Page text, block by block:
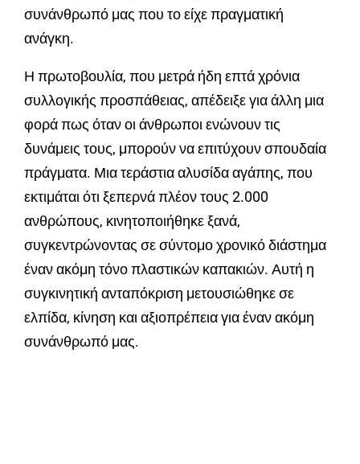
συνάνθρωπό μας που το είχε πραγματική
ανάγκη.
Η πρωτοβουλία, που μετρά ήδη επτά χρόνια
συλλογικής προσπάθειας, απέδειξε για άλλη μια
φορά πως όταν οι άνθρωποι ενώνουν τις
δυνάμεις τους, μπορούν να επιτύχουν σπουδαία
πράγματα. Μια τεράστια αλυσίδα αγάπης, που
εκτιμάται ότι ξεπερνά πλέον τους 2.000
ανθρώπους, κινητοποιήθηκε ξανά,
συγκεντρώνοντας σε σύντομο χρονικό διάστημα
έναν ακόμη τόνο πλαστικών καπακιών. Αυτή η
συγκινητική ανταπόκριση μετουσιώθηκε σε
ελπίδα, κίνηση και αξιοπρέπεια για έναν ακόμη
συνάνθρωπό μας.